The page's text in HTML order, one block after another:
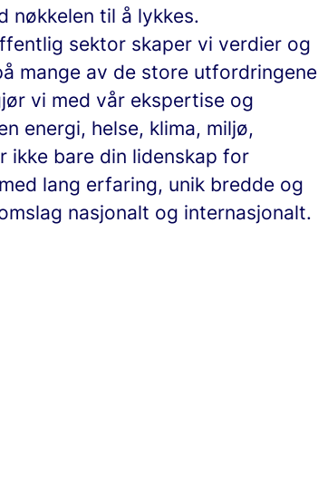
nøkkelen til å lykkes.
sektor skaper vi verdier og
mange av de store utfordringene
vi med vår ekspertise og
energi, helse, klima, miljø,
ikke bare din lidenskap for
lang erfaring, unik bredde og
nasjonalt og internasjonalt.